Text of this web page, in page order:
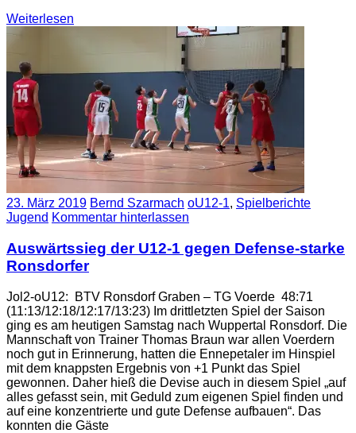
Weiterlesen
23. März 2019 Bernd Szarmach oU12-1, Spielberichte
Jugend Kommentar hinterlassen
Auswärtssieg der U12-1 gegen Defense-starke
Ronsdorfer
Jol2-oU12: BTV Ronsdorf Graben – TG Voerde 48:71
(11:13/12:18/12:17/13:23) Im drittletzten Spiel der Saison
ging es am heutigen Samstag nach Wuppertal Ronsdorf. Die
Mannschaft von Trainer Thomas Braun war allen Voerdern
noch gut in Erinnerung, hatten die Ennepetaler im Hinspiel
mit dem knappsten Ergebnis von +1 Punkt das Spiel
gewonnen. Daher hieß die Devise auch in diesem Spiel „auf
alles gefasst sein, mit Geduld zum eigenen Spiel finden und
auf eine konzentrierte und gute Defense aufbauen“. Das
konnten die Gäste